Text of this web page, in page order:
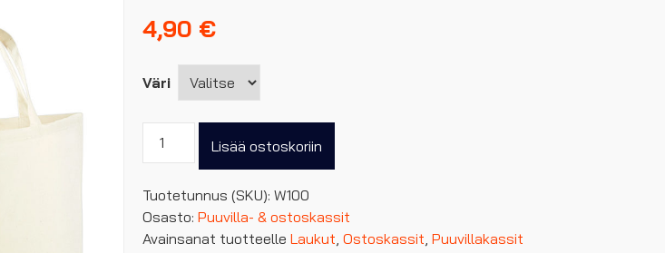
4,90 €
Väri
lyhytkahvainen
10
L
määrä
Lisää ostoskoriin
Tuotetunnus (SKU): W100
Osasto: Puuvilla- & ostoskassit
Avainsanat tuotteelle Laukut Ostoskassit Puuvillakassit